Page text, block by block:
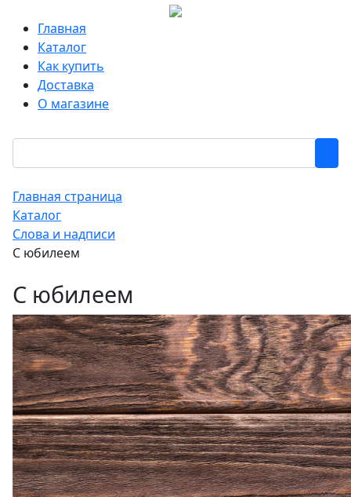
Главная
Каталог
Как купить
Доставка
О магазине
Главная страница
Каталог
Слова и надписи
С юбилеем
С юбилеем